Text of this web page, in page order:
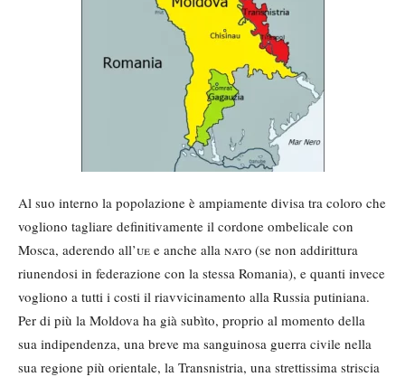
Al suo interno la popolazione è ampiamente divisa tra coloro che
vogliono tagliare definitivamente il cordone ombelicale con
Mosca, aderendo all’ue e anche alla nato (se non addirittura
riunendosi in federazione con la stessa Romania), e quanti invece
vogliono a tutti i costi il riavvicinamento alla Russia putiniana.
Per di più la Moldova ha già subìto, proprio al momento della
sua indipendenza, una breve ma sanguinosa guerra civile nella
sua regione più orientale, la Transnistria, una strettissima striscia